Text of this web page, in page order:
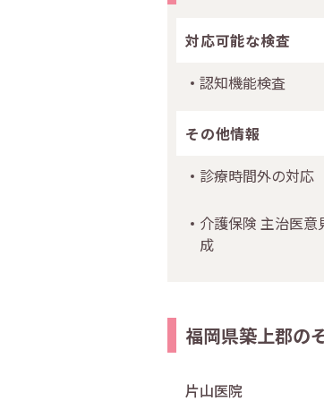
対応可能な検査
認知機能検査
その他情報
診療時間外の対応
介護保険 主治医意
成
福岡県築上郡の
片山医院